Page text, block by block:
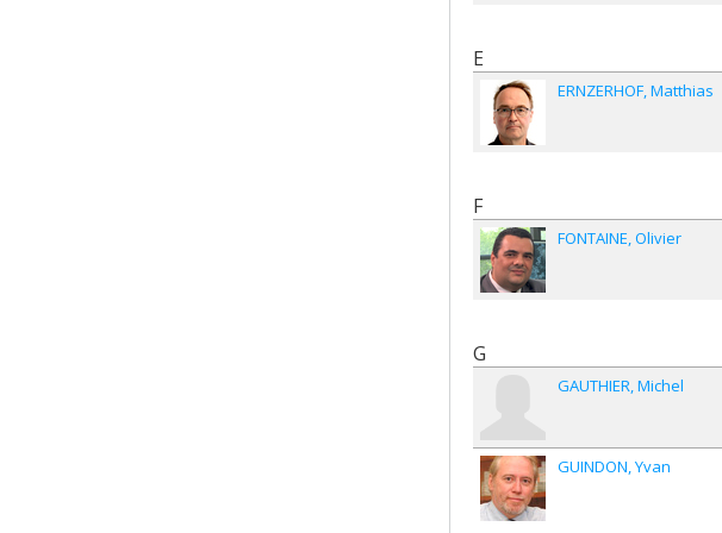
E
ERNZERHOF Matthias
F
FONTAINE Olivier
G
GAUTHIER Michel
GUINDON Yvan